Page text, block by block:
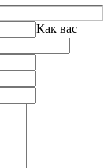
Как вас